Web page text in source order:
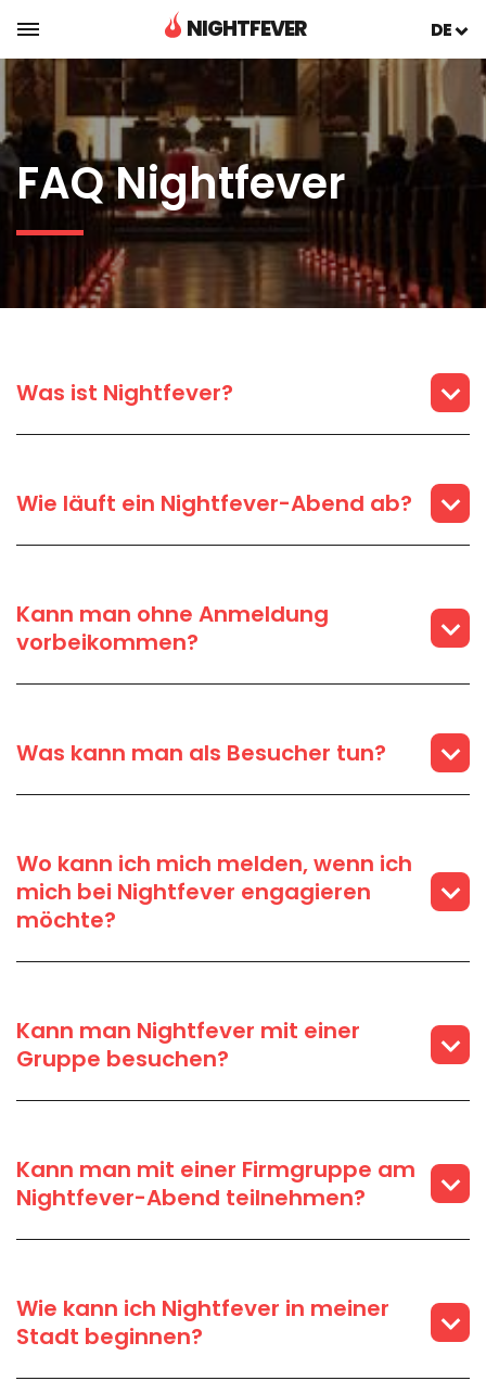
NIGHTFEVER DE
FAQ Nightfever
Was ist Nightfever?
Wie läuft ein Nightfever-Abend ab?
Kann man ohne Anmeldung
vorbeikommen?
Was kann man als Besucher tun?
Wo kann ich mich melden, wenn ich
mich bei Nightfever engagieren
möchte?
Kann man Nightfever mit einer
Gruppe besuchen?
Kann man mit einer Firmgruppe am
Nightfever-Abend teilnehmen?
Wie kann ich Nightfever in meiner
Stadt beginnen?